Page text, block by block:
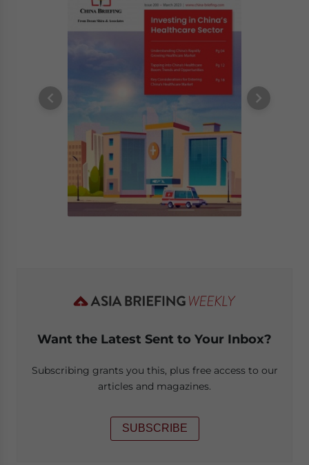
Want the Latest Sent to Your Inbox?
Subscribing grants you this, plus free access to our
articles and magazines.
SUBSCRIBE